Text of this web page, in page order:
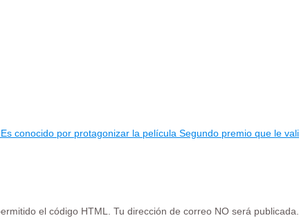
conocido por protagonizar la película Segundo premio que le
el código HTML. Tu dirección de correo NO será publicada.